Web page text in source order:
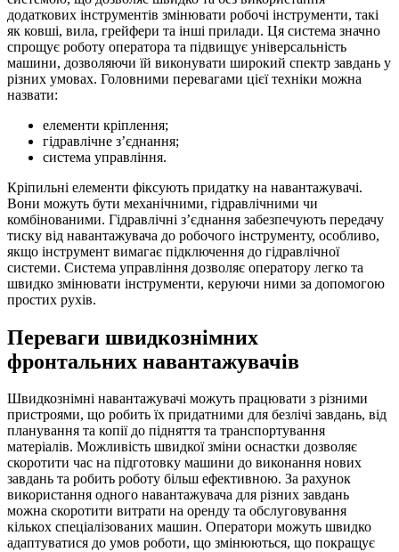
додаткових інструментів змінювати робочі інструменти, такі
як ковші, вила, грейфери та інші прилади. Ця система значно
спрощує роботу оператора та підвищує універсальність
машини, дозволяючи їй виконувати широкий спектр завдань у
різних умовах. Головними перевагами цієї техніки можна
назвати:
елементи кріплення;
гідравлічне з’єднання;
система управління.
Кріпильні елементи фіксують придатку на навантажувачі.
Вони можуть бути механічними, гідравлічними чи
комбінованими. Гідравлічні з’єднання забезпечують передачу
тиску від навантажувача до робочого інструменту, особливо,
якщо інструмент вимагає підключення до гідравлічної
системи. Система управління дозволяє оператору легко та
швидко змінювати інструменти, керуючи ними за допомогою
простих рухів.
Переваги швидкознімних
фронтальних навантажувачів
Швидкознімні навантажувачі можуть працювати з різними
пристроями, що робить їх придатними для безлічі завдань, від
планування та копії до підняття та транспортування
матеріалів. Можливість швидкої зміни оснастки дозволяє
скоротити час на підготовку машини до виконання нових
завдань та робить роботу більш ефективною. За рахунок
використання одного навантажувача для різних завдань
можна скоротити витрати на оренду та обслуговування
кількох спеціалізованих машин. Оператори можуть швидко
адаптуватися до умов роботи, що змінюються, що покращує